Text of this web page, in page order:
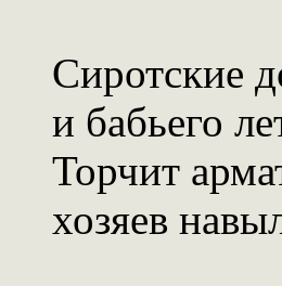
Сиротские
и бабьего
Торчит
хозяев